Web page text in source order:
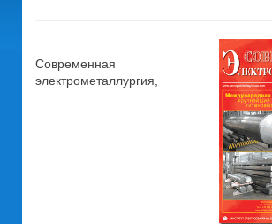
Современная
электрометаллургия,